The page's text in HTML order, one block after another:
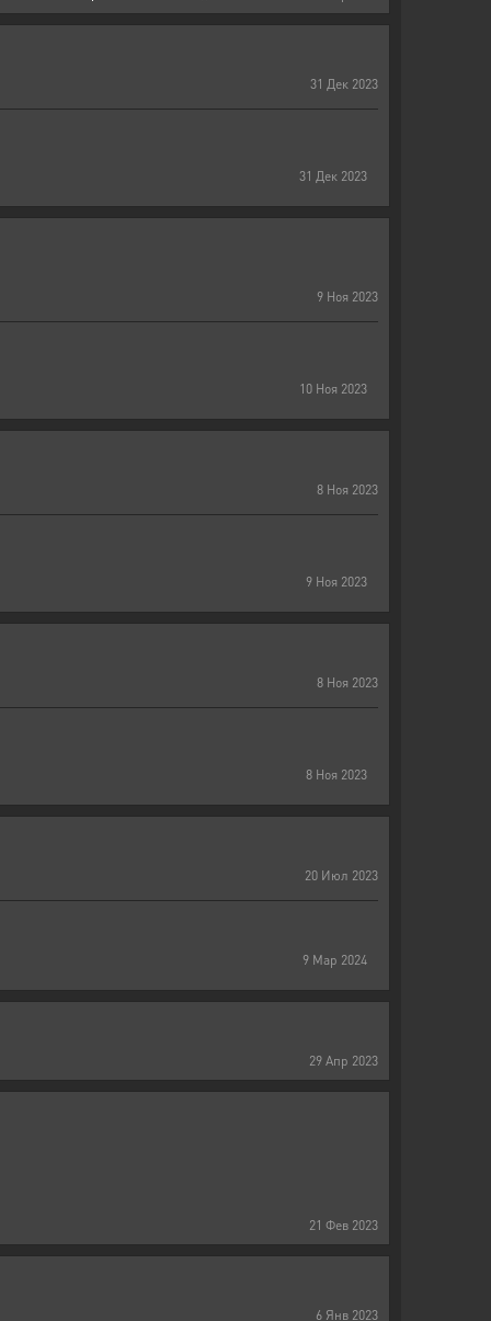
31 Дек 2023
31 Дек 2023
9 Ноя 2023
10 Ноя 2023
8 Ноя 2023
9 Ноя 2023
8 Ноя 2023
8 Ноя 2023
20 Июл 2023
9 Мар 2024
29 Апр 2023
21 Фев 2023
6 Янв 2023